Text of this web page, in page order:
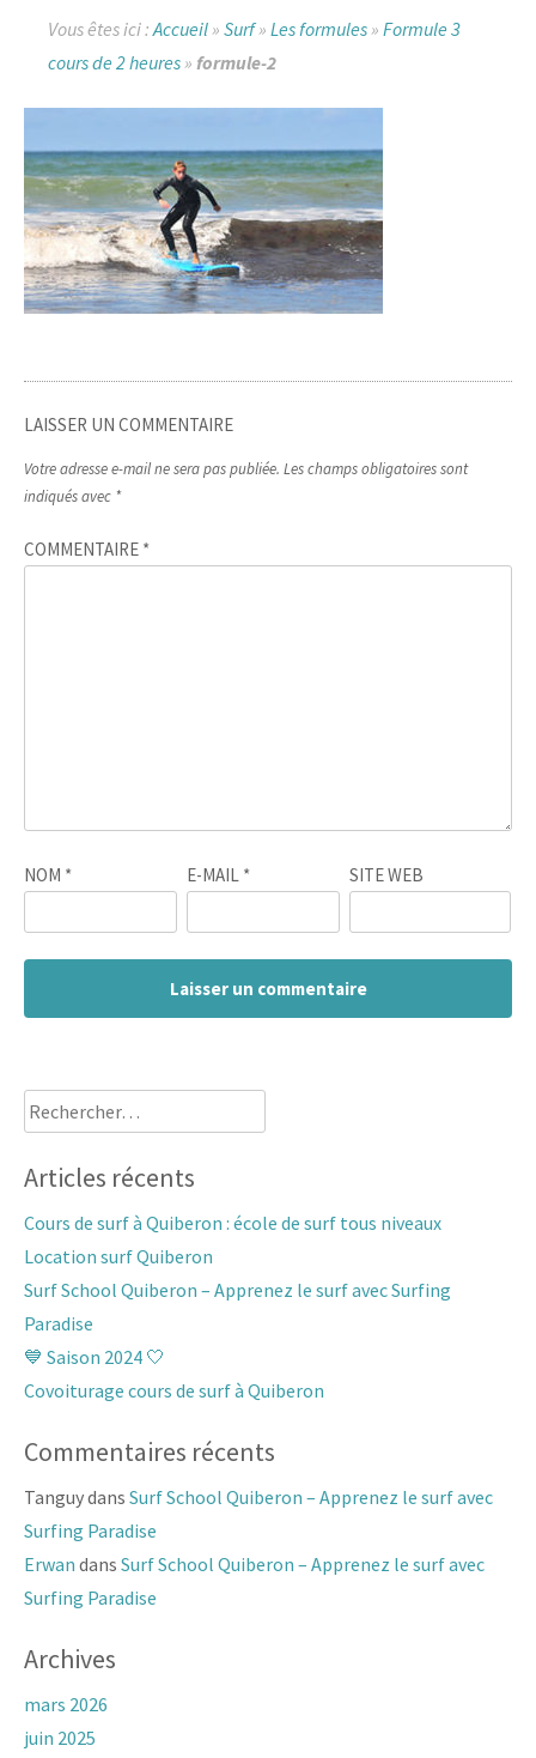
Vous êtes ici :Accueil» Surf» Les formules» Formule 3
cours de 2 heures» formule-2
LAISSER UN COMMENTAIRE
Votre adresse e-mail ne sera pas publiée. Les champs obligatoires sont
indiqués avec *
COMMENTAIRE *
NOM * E-MAIL * SITE WEB
Rechercher :
Articles récents
Cours de surf à Quiberon : école de surf tous niveaux
Location surf Quiberon
Surf School Quiberon – Apprenez le surf avec Surfing
Paradise
💙 Saison 2024 🤍
Covoiturage cours de surf à Quiberon
Commentaires récents
Tanguydans Surf School Quiberon – Apprenez le surf avec
Surfing Paradise
Erwan dans Surf School Quiberon – Apprenez le surf avec
Surfing Paradise
Archives
mars 2026
juin 2025